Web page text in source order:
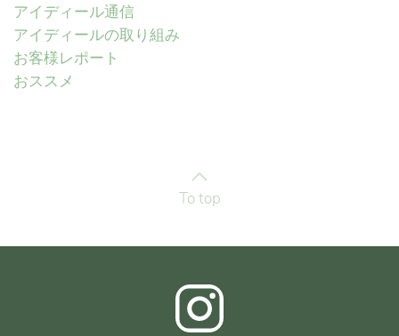
アイディール通信
アイディールの取り組み
お客様レポート
おススメ
To top